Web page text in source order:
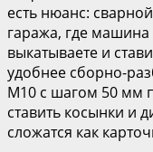
есть нюанс:
гаража, где машина
выкатываете и
удобнее сборно-
М10 с шагом 50 мм
ставить косынки и
сложатся как